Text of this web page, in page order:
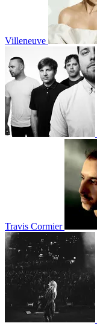
Villeneuve
Travis Cormier